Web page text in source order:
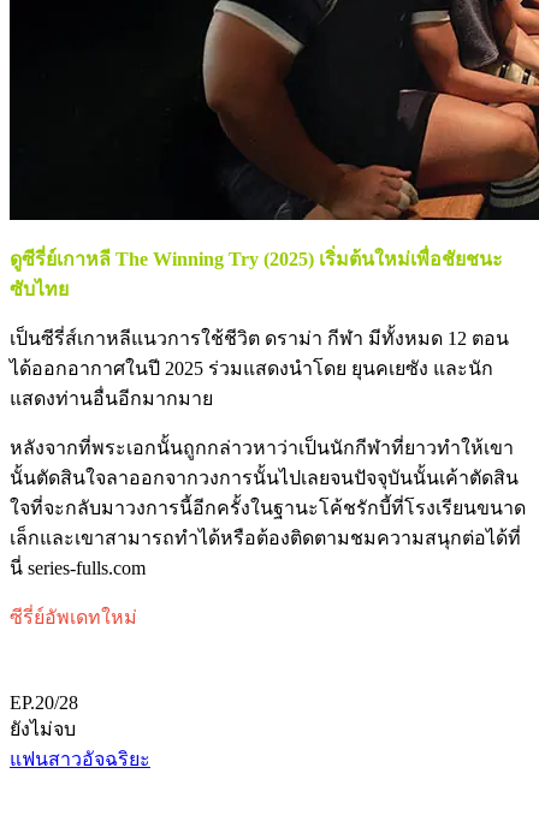
ดูซีรี่ย์เกาหลี The Winning Try (2025) เริ่มต้นใหม่เพื่อชัยชนะ
ซับไทย
เป็นซีรี่ส์เกาหลีแนวการใช้ชีวิต ดราม่า กีฬา มีทั้งหมด 12 ตอน
ได้ออกอากาศในปี 2025 ร่วมแสดงนำโดย ยุนคเยซัง และนัก
แสดงท่านอื่นอีกมากมาย
หลังจากที่พระเอกนั้นถูกกล่าวหาว่าเป็นนักกีฬาที่ยาวทำให้เขา
นั้นตัดสินใจลาออกจากวงการนั้นไปเลยจนปัจจุบันนั้นเค้าตัดสิน
ใจที่จะกลับมาวงการนี้อีกครั้งในฐานะโค้ชรักบี้ที่โรงเรียนขนาด
เล็กและเขาสามารถทำได้หรือต้องติดตามชมความสนุกต่อได้ที่
นี่ series-fulls.com
ซีรี่ย์อัพเดทใหม่
EP.20/28
ยังไม่จบ
แฟนสาวอัจฉริยะ